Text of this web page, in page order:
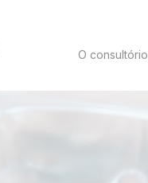
O consultório